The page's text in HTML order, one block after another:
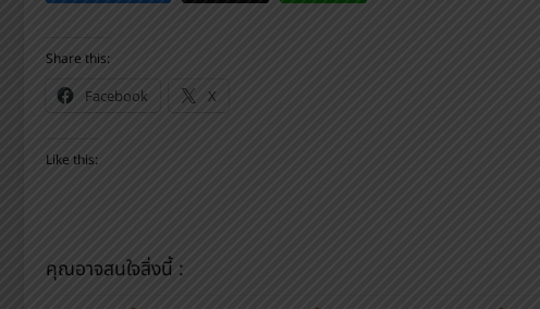
Share this:
Facebook
X
Like this:
คุณอาจสนใจสิ่งนี้ :